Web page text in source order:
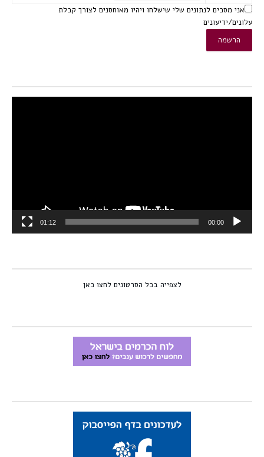
אני מסכים לנתונים שלי שישלחו ויהיו מאוחסנים לצורך קבלת
עלונים/ידיעונים
00:00
01:12
לצפייה בכל הסרטונים לחצו כאן